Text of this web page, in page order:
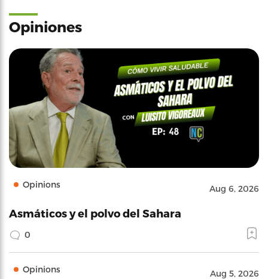
Opiniones
Opinions Aug 6, 2026
Asmáticos y el polvo del Sahara
0
Opinions Aug 5, 2026